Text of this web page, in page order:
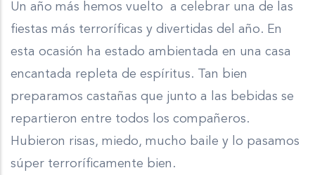
Un año más hemos vuelto a celebrar una de las
fiestas más terroríficas y divertidas del año. En
esta ocasión ha estado ambientada en una casa
encantada repleta de espíritus. Tan bien
preparamos castañas que junto a las bebidas se
repartieron entre todos los compañeros.
Hubieron risas, miedo, mucho baile y lo pasamos
súper terroríficamente bien.